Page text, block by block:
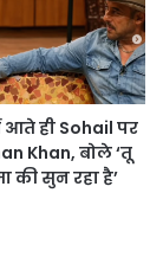
ही Sohail पर
Khan, बोले ‘तू
की सुन रहा है’